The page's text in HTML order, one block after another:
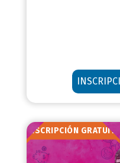
INSCRIPCIÓN GRATUITA